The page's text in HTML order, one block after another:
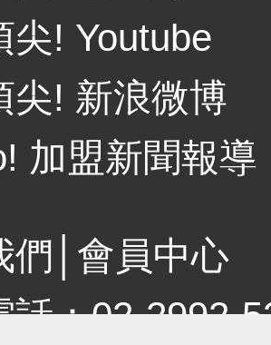
尖! Youtube
尖! 新浪微博
加盟新聞報導
們
會員中心
話：02-2992-